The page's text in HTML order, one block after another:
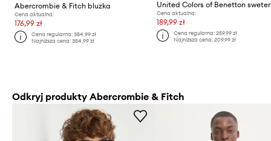
Abercrombie & Fitch bluzka
Cena aktualna:
176,99 zł
Cena regularna:354,99 zł
Najniższa cena:354,99 zł
Cena aktualna:
189,99 zł
Cena regularna: 259,99 zł
Najniższa cena: 209,99 zł
Odkryj produkty Abercrombie & Fitch